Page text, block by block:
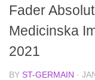
Fader
Medicinska
2021
BY ST-GERMAIN ·